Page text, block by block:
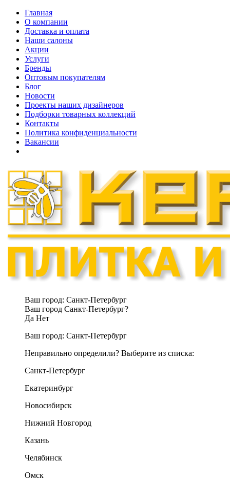
Главная
О компании
Доставка и оплата
Наши cалоны
Акции
Услуги
Бренды
Оптовым покупателям
Блог
Новости
Проекты наших дизайнеров
Подборки товарных коллекций
Контакты
Политика конфиденциальности
Вакансии
Ваш город: Санкт-Петербург
Ваш город Санкт-Петербург?
Да Нет
Ваш город: Санкт-Петербург
Неправильно определили? Выберите из списка:
Санкт-Петербург
Екатеринбург
Новосибирск
Нижний Новгород
Казань
Челябинск
Омск